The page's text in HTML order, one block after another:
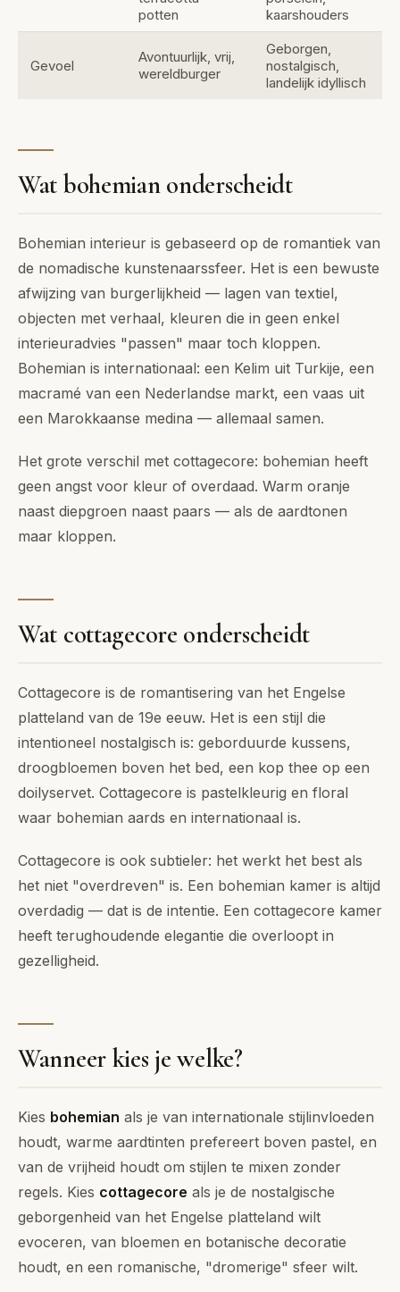
potten
kaarshouders
Gevoel
Avontuurlijk, vrij,
wereldburger
Geborgen,
nostalgisch,
landelijk idyllisch
Wat bohemian onderscheidt
Bohemian interieur is gebaseerd op de romantiek van
de nomadische kunstenaarssfeer. Het is een bewuste
afwijzing van burgerlijkheid — lagen van textiel,
objecten met verhaal, kleuren die in geen enkel
interieuradvies "passen" maar toch kloppen.
Bohemian is internationaal: een Kelim uit Turkije, een
macramé van een Nederlandse markt, een vaas uit
een Marokkaanse medina — allemaal samen.
Het grote verschil met cottagecore: bohemian heeft
geen angst voor kleur of overdaad. Warm oranje
naast diepgroen naast paars — als de aardtonen
maar kloppen.
Wat cottagecore onderscheidt
Cottagecore is de romantisering van het Engelse
platteland van de 19e eeuw. Het is een stijl die
intentioneel nostalgisch is: geborduurde kussens,
droogbloemen boven het bed, een kop thee op een
doilyservet. Cottagecore is pastelkleurig en floral
waar bohemian aards en internationaal is.
Cottagecore is ook subtieler: het werkt het best als
het niet "overdreven" is. Een bohemian kamer is altijd
overdadig — dat is de intentie. Een cottagecore kamer
heeft terughoudende elegantie die overloopt in
gezelligheid.
Wanneer kies je welke?
Kies bohemian als je van internationale stijlinvloeden
houdt, warme aardtinten prefereert boven pastel, en
van de vrijheid houdt om stijlen te mixen zonder
regels. Kies cottagecore als je de nostalgische
geborgenheid van het Engelse platteland wilt
evoceren, van bloemen en botanische decoratie
houdt, en een romanische, "dromerige" sfeer wilt.